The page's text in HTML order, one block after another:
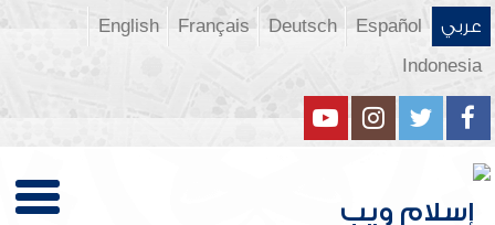
عربي Español
Deutsch
Français
English
Indonesia